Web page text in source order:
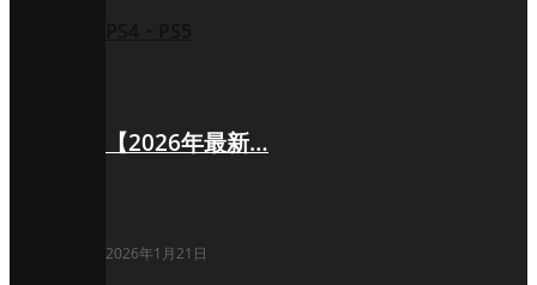
【2026年最新…
2026年1月21日